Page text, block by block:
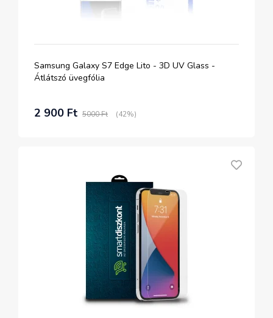
Samsung Galaxy S7 Edge Lito - 3D UV Glass -
Átlátszó üvegfólia
2 900 Ft 5000 Ft (42%)